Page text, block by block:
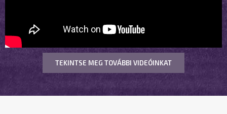
TEKINTSE MEG TOVÁBBI VIDEÓINKAT